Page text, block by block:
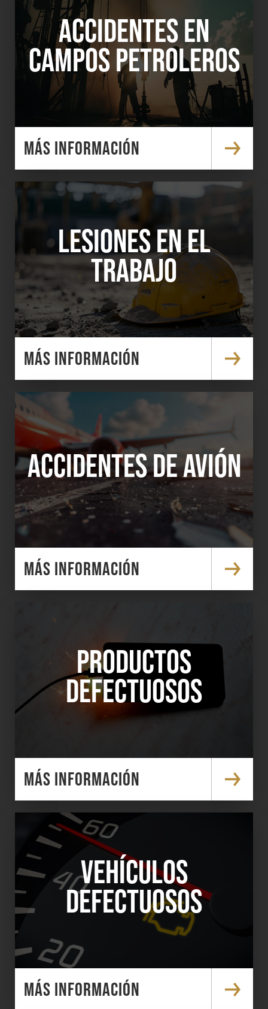
ACCIDENTES EN
CAMPOS PETROLEROS
MÁS INFORMACIÓN
LESIONES EN EL
TRABAJO
MÁS INFORMACIÓN
ACCIDENTES DE AVIÓN
MÁS INFORMACIÓN
PRODUCTOS
DEFECTUOSOS
MÁS INFORMACIÓN
VEHÍCULOS
DEFECTUOSOS
MÁS INFORMACIÓN